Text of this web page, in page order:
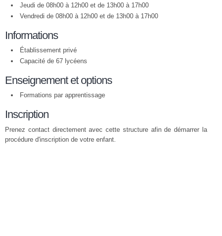
Jeudi de 08h00 à 12h00 et de 13h00 à 17h00
Vendredi de 08h00 à 12h00 et de 13h00 à 17h00
Informations
Établissement privé
Capacité de 67 lycéens
Enseignement et options
Formations par apprentissage
Inscription
Prenez contact directement avec cette structure afin de démarrer la
procédure d'inscription de votre enfant.